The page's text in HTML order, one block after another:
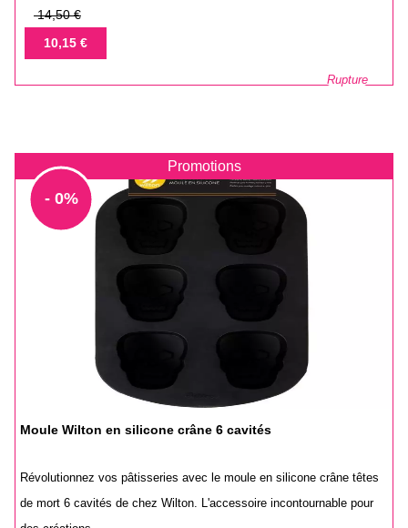
Prix
base
14,50 €
Prix10,15 €
Rupture
Promotions
- 0%
Moule Wilton en silicone crâne 6 cavités
Révolutionnez vos pâtisseries avec le moule en silicone crâne têtes
de mort 6 cavités de chez Wilton. L'accessoire incontournable pour